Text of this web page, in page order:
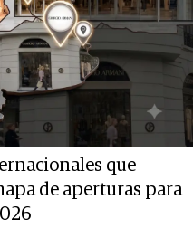
que
de aperturas para